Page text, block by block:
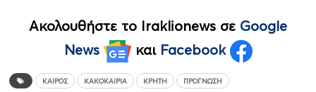
Ακολουθήστε το Iraklionews σε Google
News
και Facebook
ΚΑΙΡΌΣ ΚΑΚΟΚΑΙΡΊΑ ΚΡΉΤΗ ΠΡΟΓΝΩΣΗ